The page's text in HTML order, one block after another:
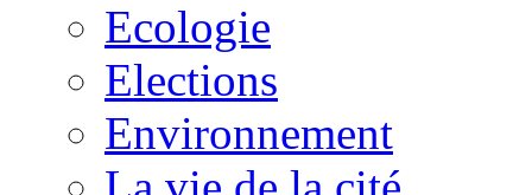
Ecologie
Elections
Environnement